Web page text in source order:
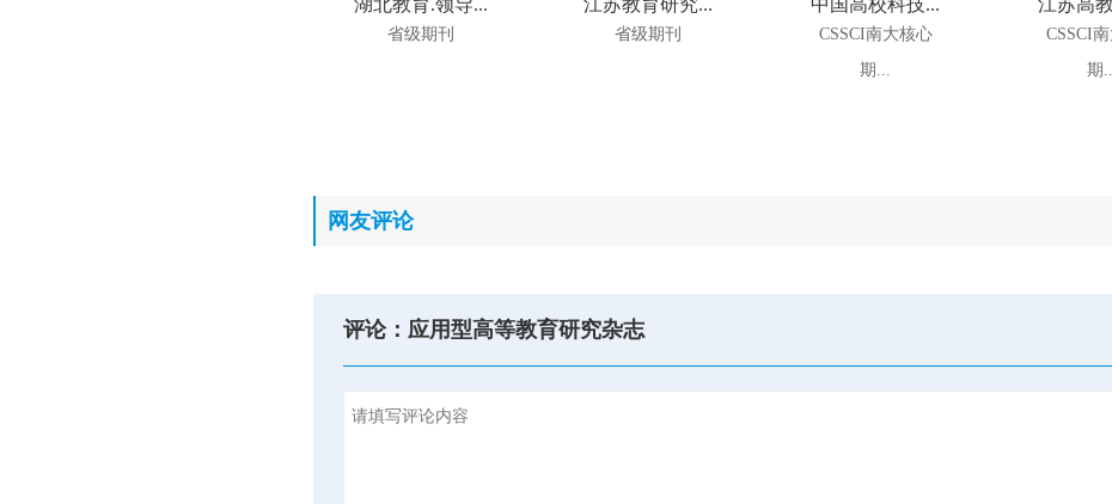
湖北教育.领导...
省级期刊
江苏教育研究...
省级期刊
中国高校科技...
CSSCI南大核心
期...
江苏高
CSSCI
期
网友评论
评论：应用型高等教育研究杂志